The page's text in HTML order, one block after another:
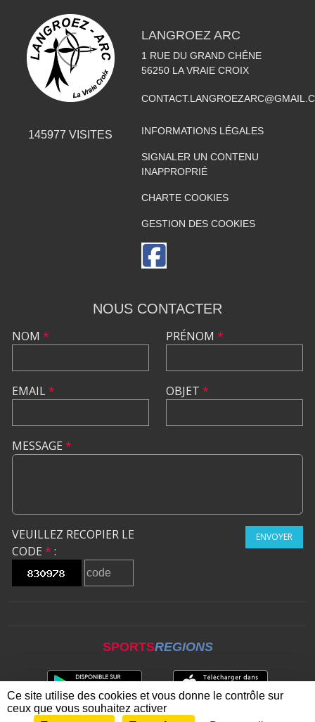
145977 VISITES
LANGROEZ ARC
1 RUE DU GRAND CHÊNE
56250 LA VRAIE CROIX
INFORMATIONS LÉGALES
SIGNALER UN CONTENU
INAPPROPRIÉ
CHARTE COOKIES
GESTION DES COOKIES
NOUS CONTACTER
NOM *
EMAIL*
PRÉNOM *
OBJET *
MESSAGE *
VEUILLEZ RECOPIER LE
CODE * :
ENVOYER
SPORTSREGIONS
Ce site utilise des cookies et vous donne le contrôle sur
ceux que vous souhaitez activer